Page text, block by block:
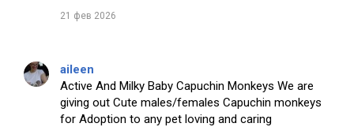
21 фев 2026
aileen
Active And Milky Baby Capuchin Monkeys We are
giving out Cute males/females Capuchin monkeys
for Adoption to any pet loving and caring